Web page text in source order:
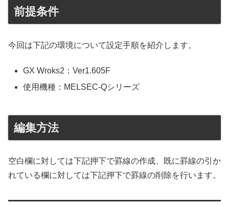
前提条件
今回は下記の環境について設定手順を紹介します。
GX Wroks2：Ver1.605F
使用機種：MELSEC-Qシリーズ
編集方法
空白欄に対しては下記押下で罫線の作成、既に罫線の引か
れている欄に対しては下記押下で罫線の削除を行います。